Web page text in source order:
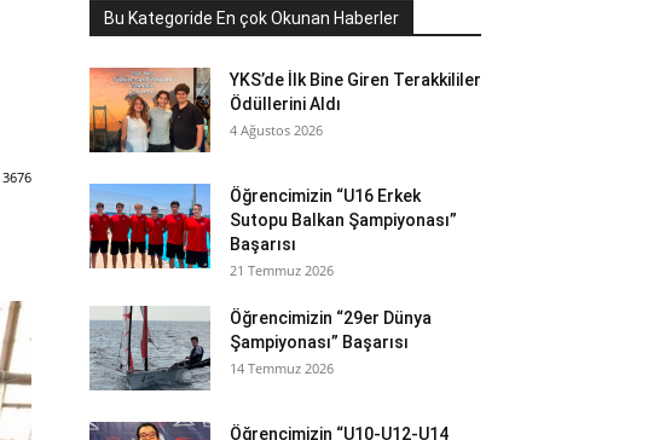
3676
Bu Kategoride En çok Okunan Haberler
YKS’de İlk Bine Giren Terakkililer
Ödüllerini Aldı
4 Ağustos 2026
Öğrencimizin “U16 Erkek
Sutopu Balkan Şampiyonası”
Başarısı
21 Temmuz 2026
Öğrencimizin “29er Dünya
Şampiyonası” Başarısı
14 Temmuz 2026
Öğrencimizin “U10-U12-U14